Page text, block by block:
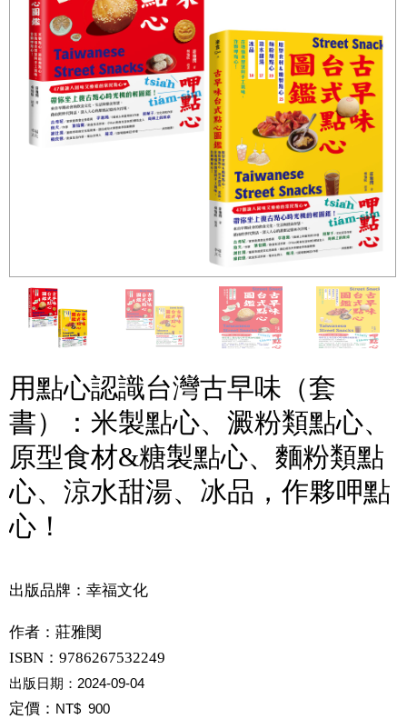
用點心認識台灣古早味（套
書）：米製點心、澱粉類點心、
原型食材&糖製點心、麵粉類點
心、涼水甜湯、冰品，作夥呷點
心！
出版品牌：幸福文化
作者： 莊雅閔
ISBN：9786267532249
出版日期： 2024-09-04
定價： NT$ 900